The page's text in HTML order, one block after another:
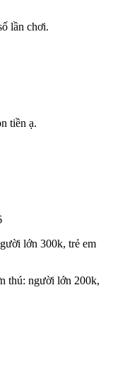
lần chơi.
tiền ạ.
lớn 300k, trẻ em
thú: người lớn 200k,